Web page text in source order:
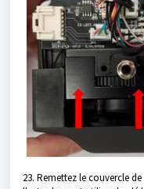
23. Remettez le couvercle